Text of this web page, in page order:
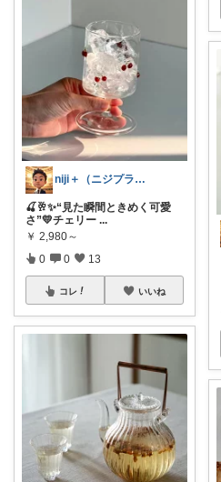
niji＋（ニジプラス）感謝しています
🍒🥂✨“見た瞬間ときめく可愛
さ”💛チェリー ...
￥ 2,980～
0 0 13
コレ いいね